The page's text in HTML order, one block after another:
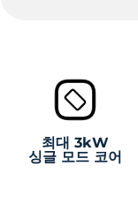
최대 3kW
싱글 모드 코어